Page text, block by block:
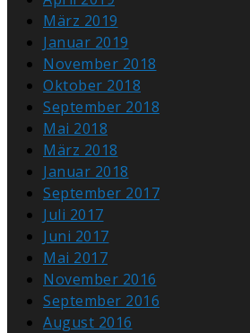
März 2019
Januar 2019
November 2018
Oktober 2018
September 2018
Mai 2018
März 2018
Januar 2018
September 2017
Juli 2017
Juni 2017
Mai 2017
November 2016
September 2016
August 2016